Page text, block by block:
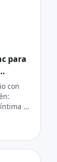
para
y
agua,